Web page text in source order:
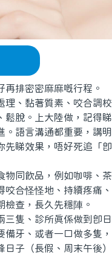
排密密麻麻嘅行程。
、黏著質素、咬合調校
鬆脫。上大陸做，記得
。語言溝通都重要，講
睇效果，唔好死追「
同飲品，例如咖啡、茶
咬合怪怪地、持續疼痛
查，長久先穩陣。
隻、診所真係做到即
牙、或者一口做多隻
子（長假、周末午後）